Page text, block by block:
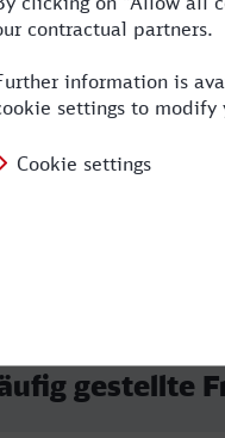
31 03:26
Hbf
13:36
gestellte